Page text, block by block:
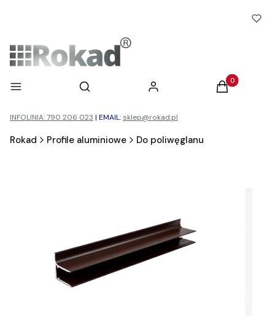
Menu Otwórz wyszukiwarkę
Szukaj Zaloguj się Produkty w
Koszyk
INFOLINIA: 790 206 023 | EMAIL: sklep@rokad.pl
Rokad Profile aluminiowe Do poliwęglanu